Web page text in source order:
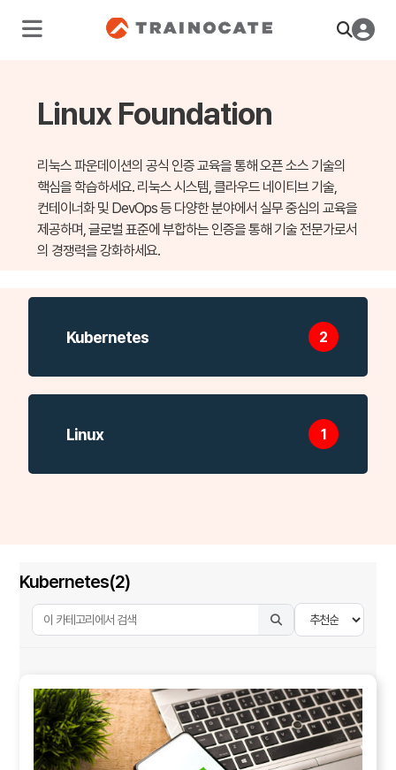
Linux Foundation
리눅스 파운데이션의 공식 인증 교육을 통해 오픈 소스 기술의
핵심을 학습하세요. 리눅스 시스템, 클라우드 네이티브 기술,
컨테이너화 및 DevOps 등 다양한 분야에서 실무 중심의 교육을
제공하며, 글로벌 표준에 부합하는 인증을 통해 기술 전문가로서
의 경쟁력을 강화하세요.
Kubernetes 2
Linux 1
Kubernetes(2)